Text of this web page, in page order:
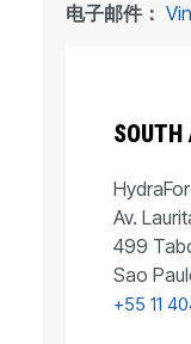
电子邮件：
SOUTH
Av.
499
Sao
+55 11